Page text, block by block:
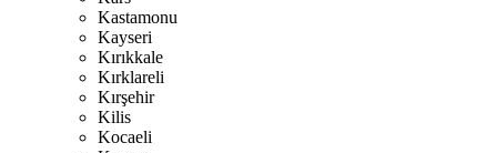
Kastamonu
Kayseri
Kırıkkale
Kırklareli
Kırşehir
Kilis
Kocaeli